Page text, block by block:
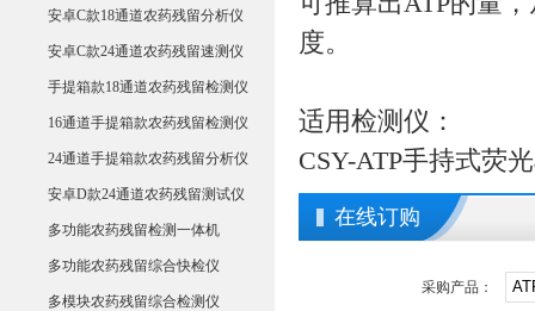
安卓C款18通道农药残留分析仪
安卓C款24通道农药残留速测仪
手提箱款18通道农药残留检测仪
16通道手提箱款农药残留检测仪
24通道手提箱款农药残留分析仪
安卓D款24通道农药残留测试仪
多功能农药残留检测一体机
多功能农药残留综合快检仪
多模块农药残留综合检测仪
度。
适用检测仪：
CSY-ATP手持式荧
在线订购
采购产品：